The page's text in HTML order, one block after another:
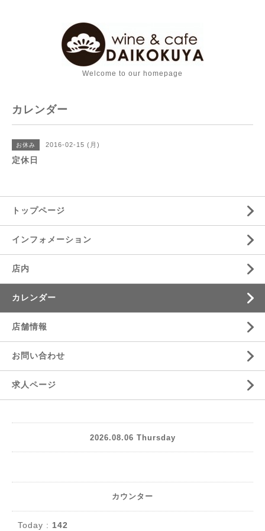
Welcome to our homepage
カレンダー
お休み 2016-02-15 (月)
定休日
トップページ
インフォメーション
店内
カレンダー
店舗情報
お問い合わせ
求人ページ
2026.08.06 Thursday
カウンター
Today : 142